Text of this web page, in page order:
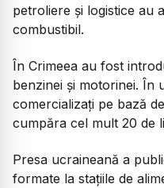
petroliere și logistice au
combustibil.
În Crimeea au fost
benzinei și motorinei. În
comercializați pe bază
cumpăra cel mult 20 de
Presa ucraineană a
formate la stațiile de